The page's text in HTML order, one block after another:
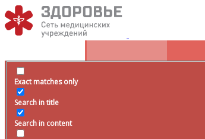
Exact matches only
Search in title
Search in content